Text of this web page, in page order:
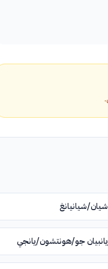
شيان/شيانيانغ
يانبيان جو/هونتشون/يانجي